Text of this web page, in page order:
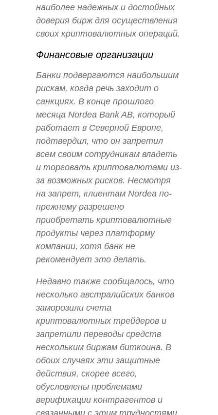
наиболее надежных и достойных
доверия бирж для осуществления
своих криптовалютных операций.
Финансовые организации
Банки подвергаются наибольшим
рискам, когда речь заходит о
санкциях. В конце прошлого
месяца Nordea Bank AB, который
работает в Северной Европе,
подтвердил, что он запретил
всем своим сотрудникам владеть
и торговать криптовалютами из-
за возможных рисков. Несмотря
на запрет, клиентам Nordea по-
прежнему разрешено
приобретать криптовалютные
продукты через платформу
компании, хотя банк не
рекомендует это делать.
Недавно также сообщалось, что
несколько австралийских банков
заморозили счета
криптовалютных трейдеров и
запретили переводы средств
нескольким биржам биткоина. В
обоих случаях эти защитные
действия, скорее всего,
обусловлены проблемами
верификации контрагентов и